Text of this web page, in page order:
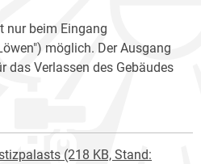
nur beim Eingang
möglich. Der Ausgang
das Verlassen des Gebäudes
(218 KB, Stand: